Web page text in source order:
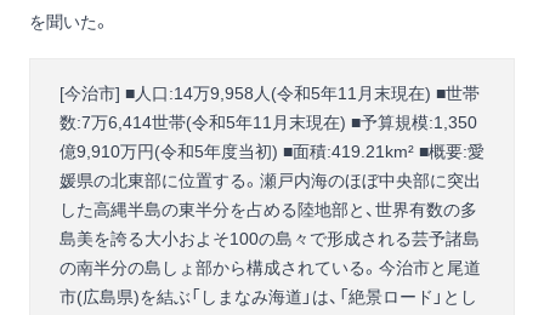
を聞いた。
[今治市] ■人口:14万9,958人(令和5年11月末現在) ■世帯
数:7万6,414世帯(令和5年11月末現在) ■予算規模:1,350
億9,910万円(令和5年度当初) ■面積:419.21km² ■概要:愛
媛県の北東部に位置する。瀬戸内海のほぼ中央部に突出
した高縄半島の東半分を占める陸地部と、世界有数の多
島美を誇る大小およそ100の島々で形成される芸予諸島
の南半分の島しょ部から構成されている。今治市と尾道
市(広島県)を結ぶ「しまなみ海道」は、「絶景ロード」とし